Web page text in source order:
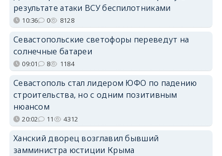
результате атаки ВСУ беспилотниками
10:36 0 8128
Севастопольские светофоры переведут на
солнечные батареи
09:01 8 1184
Севастополь стал лидером ЮФО по падению
строительства, но с одним позитивным
нюансом
20:02 11 4312
Ханский дворец возглавил бывший
замминистра юстиции Крыма